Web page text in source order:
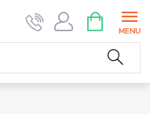
KOSZYK